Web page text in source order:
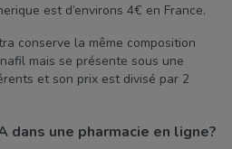
est d’environs 4€ en France.
conserve la même composition
mais se présente sous une
et son prix est divisé par 2
dans une pharmacie en ligne?